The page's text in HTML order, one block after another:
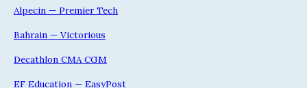
Alpecin — Premier Tech
Bahrain — Victorious
Decathlon CMA CGM
EF Education — EasyPost